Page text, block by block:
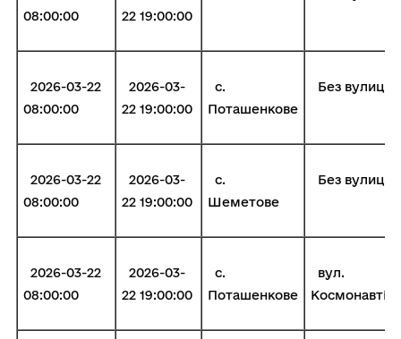
08:00:00
22 19:00:00
2026-03-22
08:00:00
2026-03-
22 19:00:00
с.
Поташенкове
Без вулиці
2026-03-22
08:00:00
2026-03-
22 19:00:00
с.
Шеметове
Без вулиці
2026-03-22
08:00:00
2026-03-
22 19:00:00
с.
Поташенкове
вул.
Космонавтів